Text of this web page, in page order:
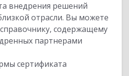
внедрения решений
отрасли. Вы можете
содержащему
партнерами
сертификата